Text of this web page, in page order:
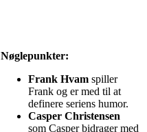
Nøglepunkter:
Frank Hvam spiller
Frank og er med til at
definere seriens humor.
Casper Christensen
som Casper bidrager med